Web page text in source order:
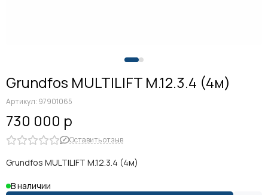
Grundfos MULTILIFT M.12.3.4 (4м)
Артикул: 97901065
730 000 р
Оставить отзыв
Grundfos MULTILIFT M.12.3.4 (4м)
В наличии